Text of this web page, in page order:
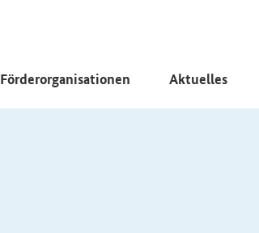
Förderorganisationen Aktuelles